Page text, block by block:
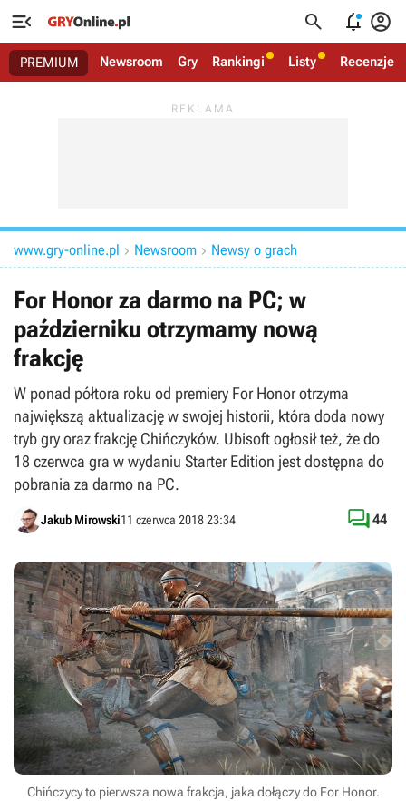
   
PREMIUM Newsroom Gry Rankingi Listy Recenzje
www.gry-online.pl  Newsroom  Newsy o grach
For Honor za darmo na PC; w
październiku otrzymamy nową
frakcję
W ponad półtora roku od premiery For Honor otrzyma
największą aktualizację w swojej historii, która doda nowy
tryb gry oraz frakcję Chińczyków. Ubisoft ogłosił też, że do
18 czerwca gra w wydaniu Starter Edition jest dostępna do
pobrania za darmo na PC.
Jakub Mirowski11 czerwca 2018 23:34 44
Chińczycy to pierwsza nowa frakcja, jaka dołączy do For Honor.